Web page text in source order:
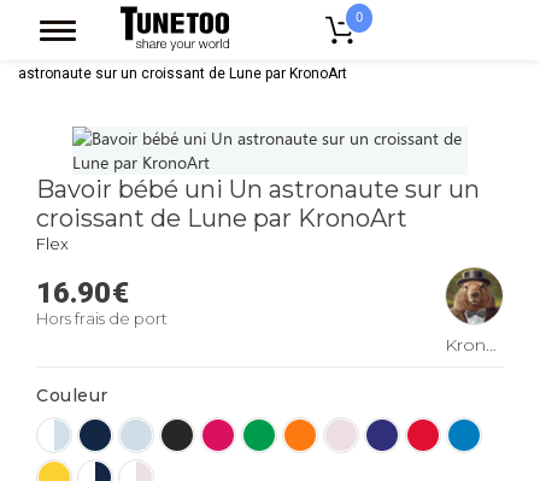
0
Vêtement Enfant Bebe
Bavoir bébé uni Un
astronaute sur un croissant de Lune par KronoArt
Bavoir bébé uni Un astronaute sur un
croissant de Lune par KronoArt
Flex
16.90€
Hors frais de port
KronoArt
Couleur